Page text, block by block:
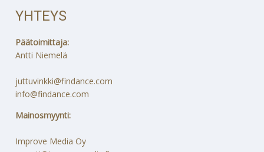
YHTEYS
Päätoimittaja:
Antti Niemelä
juttuvinkki@findance.com
info@findance.com
Mainosmyynti:
Improve Media Oy